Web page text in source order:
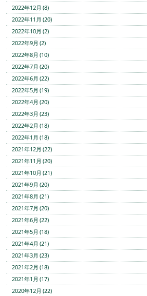
2022年12月 (8)
2022年11月 (20)
2022年10月 (2)
2022年9月 (2)
2022年8月 (10)
2022年7月 (20)
2022年6月 (22)
2022年5月 (19)
2022年4月 (20)
2022年3月 (23)
2022年2月 (18)
2022年1月 (18)
2021年12月 (22)
2021年11月 (20)
2021年10月 (21)
2021年9月 (20)
2021年8月 (21)
2021年7月 (20)
2021年6月 (22)
2021年5月 (18)
2021年4月 (21)
2021年3月 (23)
2021年2月 (18)
2021年1月 (17)
2020年12月 (22)